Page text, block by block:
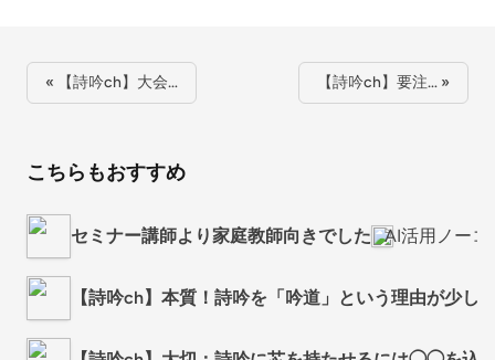
« 【詩吟ch】大会… 【詩吟ch】要注… »
こちらもおすすめ
セミナー講師より家庭教師向きでした AI活用ノー
【詩吟ch】本質！詩吟を「吟道」という理由が少し